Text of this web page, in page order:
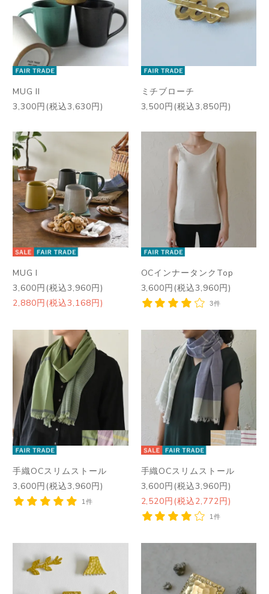
MUG II
3,300円(税込3,630円)
ミチブローチ
3,500円(税込3,850円)
MUG I
3,600円(税込3,960円)
2,880円(税込3,168円)
OCインナータンクTop
3,600円(税込3,960円)
3件
手織OCスリムストール
3,600円(税込3,960円)
1件
手織OCスリムストール
3,600円(税込3,960円)
2,520円(税込2,772円)
1件